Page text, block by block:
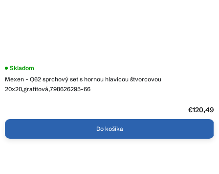
Mexen - Q62 sprchový set s hornou hlavicou štvorcovou
20x20,grafitová,798626295-66
Skladom
€120,49
Do košíka